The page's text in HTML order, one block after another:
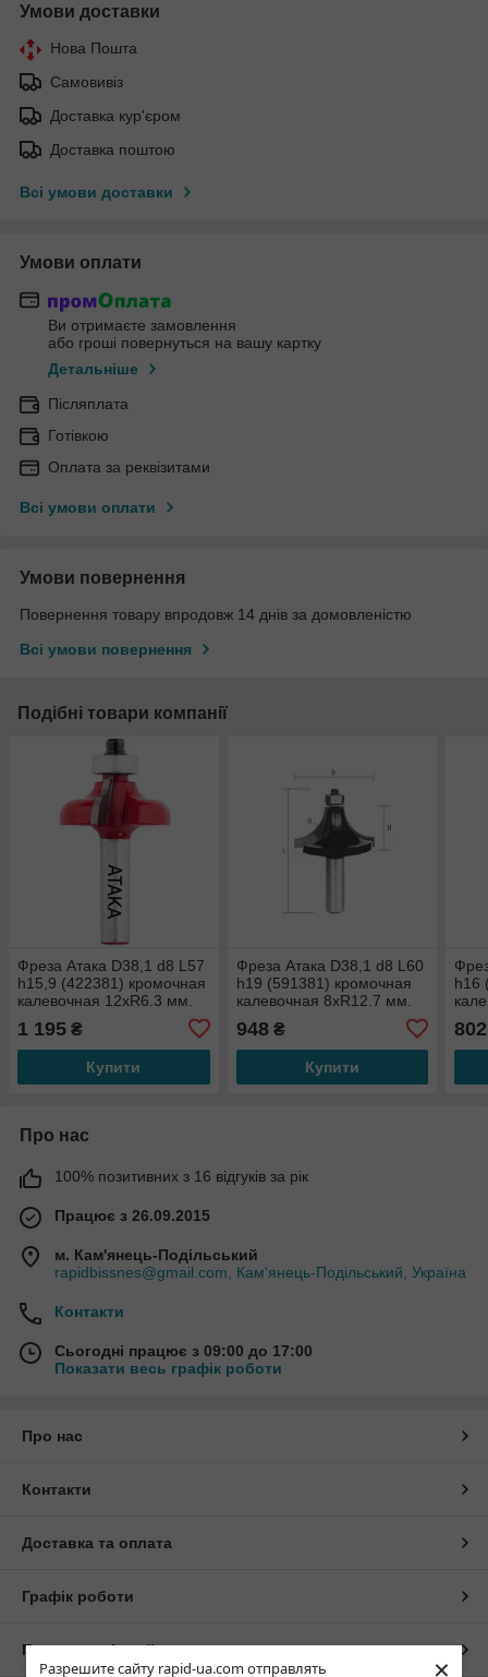
Разрешите сайту rapid-ua.com отправлять
Умови доставки
Нова Пошта
Самовивіз
Доставка кур'єром
Доставка поштою
Всі умови доставки
Умови оплати
Ви отримаєте замовлення
або гроші повернуться на вашу картку
Детальніше
Післяплата
Готівкою
Оплата за реквізитами
Всі умови оплати
Умови повернення
Повернення товару впродовж 14 днів за домовленістю
Всі умови повернення
Подібні товари компанії
Фреза Атака D38,1 d8 L57
h15,9 (422381) кромочная
калевочная 12хR6.3 мм.
1 195 ₴
Купити
Фреза Атака D38,1 d8 L60
h19 (591381) кромочная
калевочная 8хR12.7 мм.
948₴
Купити
h16
802
Про нас
100% позитивних з 16 відгуків за рік
Працює з 26.09.2015
м. Кам'янець-Подільський
rapidbissnes@gmail.com, Кам'янець-Подільський, Україна
Контакти
Сьогодні працює з 09:00 до 17:00
Показати весь графік роботи
Про нас
Контакти
Доставка та оплата
Графік роботи
Повна версія сайту